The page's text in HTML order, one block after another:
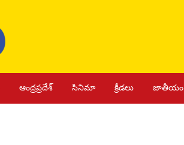
ఆంద్రప్రదేశ్ సినిమా క్రీడలు జాతీయం